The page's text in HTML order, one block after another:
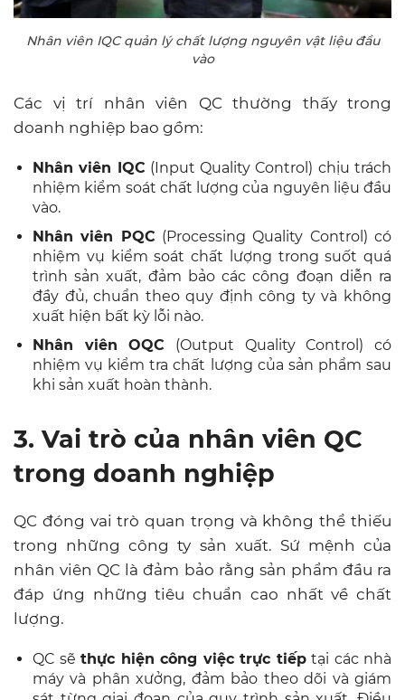
Nhân viên IQC quản lý chất lượng nguyên vật liệu đầu
vào
Các vị trí nhân viên QC thường thấy trong
doanh nghiệp bao gồm:
Nhân viên IQC (Input Quality Control) chịu trách
nhiệm kiểm soát chất lượng của nguyên liệu đầu
vào.
Nhân viên PQC (Processing Quality Control) có
nhiệm vụ kiểm soát chất lượng trong suốt quá
trình sản xuất, đảm bảo các công đoạn diễn ra
đầy đủ, chuẩn theo quy định công ty và không
xuất hiện bất kỳ lỗi nào.
Nhân viên OQC (Output Quality Control) có
nhiệm vụ kiểm tra chất lượng của sản phẩm sau
khi sản xuất hoàn thành.
3. Vai trò của nhân viên QC
trong doanh nghiệp
QC đóng vai trò quan trọng và không thể thiếu
trong những công ty sản xuất. Sứ mệnh của
nhân viên QC là đảm bảo rằng sản phẩm đầu ra
đáp ứng những tiêu chuẩn cao nhất về chất
lượng.
QC sẽ thực hiện công việc trực tiếptại các nhà
máy và phân xưởng, đảm bảo theo dõi và giám